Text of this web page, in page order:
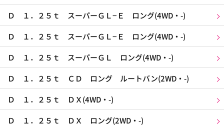
Ｄ １．２５ｔ スーパーＧＬ−Ｅ ロング(4WD・-)
Ｄ １．２５ｔ スーパーＧＬ−Ｅ ロング(4WD・-)
Ｄ １．２５ｔ スーパーＧＬ ロング(4WD・-)
Ｄ １．２５ｔ ＣＤ ロング ルートバン(2WD・-)
Ｄ １．２５ｔ ＤＸ(4WD・-)
Ｄ １．２５ｔ ＤＸ ロング(2WD・-)